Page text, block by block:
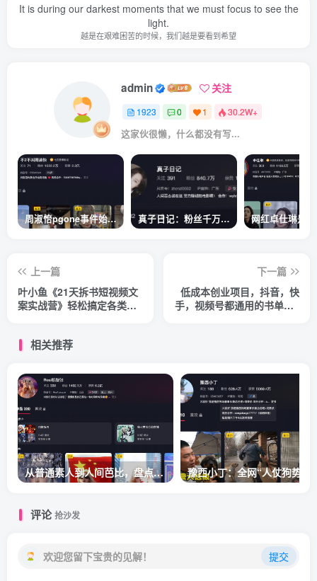
It is during our darkest moments that we must focus to see the
light.
越是在艰难困苦的时候，我们越是要看到希望
admin 关注
1923 0 1 30.2W+
这家伙很懒，什么都没有写...
周淑怡pgone事件始末，周淑怡现状 真子日记：粉丝千万的真子日记是最懂反转的网红吗？
上一篇
叶小鱼《21天拆书短视频文
案实战营》轻松搞定各类书
下一篇
低成本创业项目，抖音，快
手，视频号都通用的书单号5
相关推荐
从普通素人到人间芭比，盘点Real机智张的走红之路
评论抢沙发
欢迎您留下宝贵的见解！ 提交